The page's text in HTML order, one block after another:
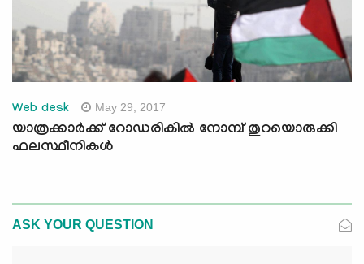
Web desk May 29, 2017
യാത്രക്കാര്‍ക്ക് റോഡരികില്‍ നോമ്പ് തുറയൊരുക്കി
ഫലസ്ഥീനികള്‍
ASK YOUR QUESTION